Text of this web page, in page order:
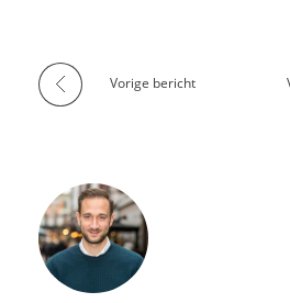
Vorige bericht